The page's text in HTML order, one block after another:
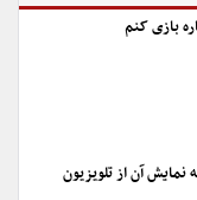
بازی کنم
نمایش آن از تلویزیون